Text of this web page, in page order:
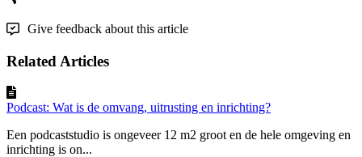
Give feedback about this article
Related Articles
Podcast: Wat is de omvang, uitrusting en inrichting?
Een podcaststudio is ongeveer 12 m2 groot en de hele omgeving en
inrichting is on...